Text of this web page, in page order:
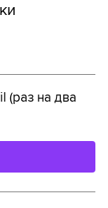
(раз на два